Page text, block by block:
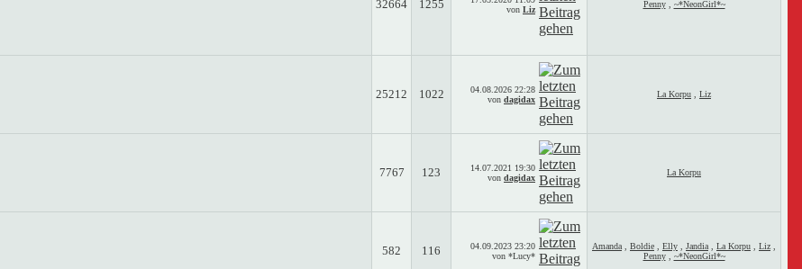
32664 1255
von Liz
Penny, ~*NeonGirl*~
25212 1022 04.08.2026 22:28
von dagidax
La Korpu Liz
7767 123 14.07.2021 19:30
von dagidax
La Korpu
582 116 04.09.2023 23:20
von *Lucy*
Amanda Boldie Elly Jandia La Korpu Liz
Penny, ~*NeonGirl*~